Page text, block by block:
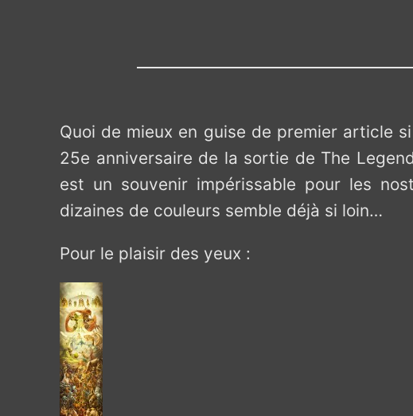
Quoi de mieux en guise de premier article
25e anniversaire de la sortie de The
est un souvenir impérissable pour les
dizaines de couleurs semble déjà si loin…
Pour le plaisir des yeux :